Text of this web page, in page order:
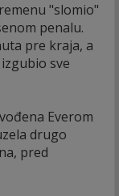
"slomio"
penalu.
pre kraja, a
sve
Everom
drugo
pred